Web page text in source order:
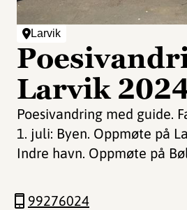
Larvik
Larvik
Poesivandring med guide.
1. juli: Byen. Oppmøte på
Indre havn. Oppmøte på
99276024